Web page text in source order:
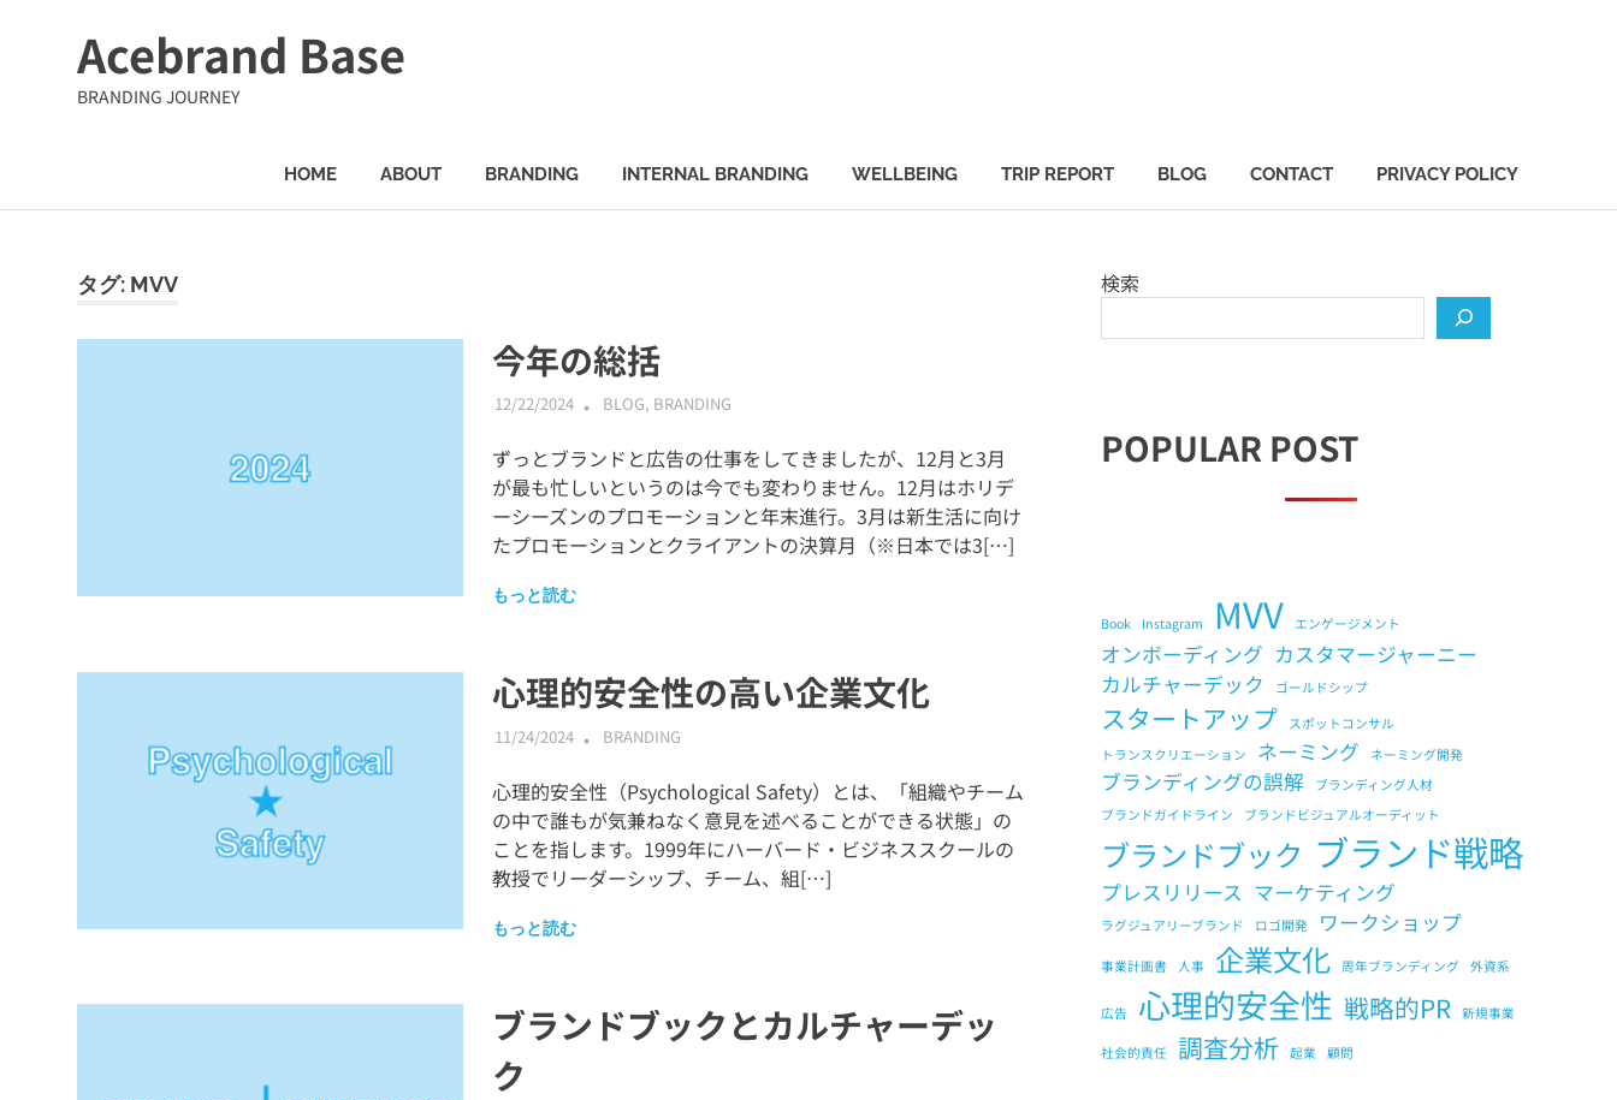
キ
Acebrand Base
BRANDING JOURNEY
HOME ABOUT BRANDING INTERNAL BRANDING WELLBEING TRIP REPORT BLOG CONTACT PRIVACY POLICY
タグ: MVV
今年の総括
12/22/2024 ABMALLYTG24
BLOG, BRANDING
ずっとブランドと広告の仕事をしてきましたが、12月と3月
が最も忙しいというのは今でも変わりません。12月はホリデ
ーシーズンのプロモーションと年末進行。3月は新生活に向け
たプロモーションとクライアントの決算月（※日本では3[…]
もっと読む
心理的安全性の高い企業文化
11/24/2024 ABMALLYTG24
BRANDING
心理的安全性（Psychological Safety）とは、「組織やチーム
の中で誰もが気兼ねなく意見を述べることができる状態」の
ことを指します。1999年にハーバード・ビジネススクールの
教授でリーダーシップ、チーム、組[…]
もっと読む
ブランドブックとカルチャーデッ
ク
検索
POPULAR POST
Book Instagram MVV エンゲージメント
オンボーディング カスタマージャーニー
カルチャーデック
ゴールドシップ
スタートアップ
スポットコンサル
トランスクリエーション
ネーミング ネーミング開発
ブランディングの誤解
ブランディング人材
ブランドガイドライン
ブランドビジュアルオーディット
ブランドブック ブランド戦略
プレスリリース マーケティング
ラグジュアリーブランド ロゴ開発 ワークショップ
事業計画書 人事 企業文化 周年ブランディング 外資系
広告 心理的安全性 戦略的PR 新規事業
社会的責任 調査分析 起業 顧問